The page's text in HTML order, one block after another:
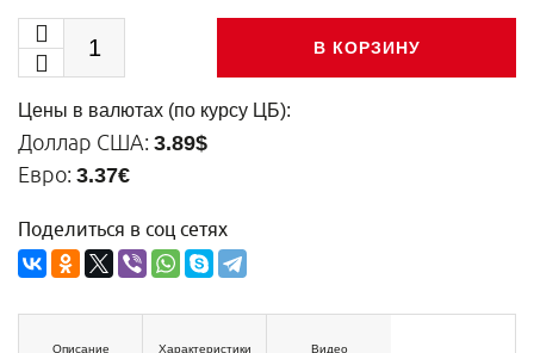
В КОРЗИНУ
Цены в валютах (по курсу ЦБ):
Доллар США: 3.89$
Евро: 3.37€
Поделиться в соц сетях
Описание Характеристики Видео